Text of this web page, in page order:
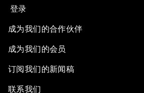
登录
成为我们的合作伙伴
成为我们的会员
订阅我们的新闻稿
联系我们